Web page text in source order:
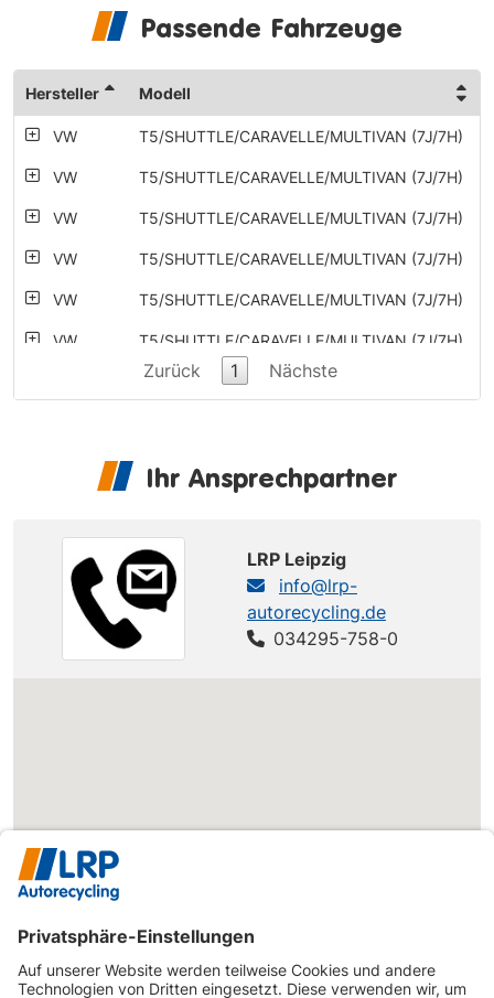
Passende Fahrzeuge
Hersteller Modell
VW T5/SHUTTLE/CARAVELLE/MULTIVAN (7J/7H)
VW T5/SHUTTLE/CARAVELLE/MULTIVAN (7J/7H)
VW T5/SHUTTLE/CARAVELLE/MULTIVAN (7J/7H)
VW T5/SHUTTLE/CARAVELLE/MULTIVAN (7J/7H)
VW T5/SHUTTLE/CARAVELLE/MULTIVAN (7J/7H)
VW T5/SHUTTLE/CARAVELLE/MULTIVAN (7J/7H)
T5/SHUTTLE/CARAVELLE/MULTIVAN (7J/7H)
VW T5/SHUTTLE/CARAVELLE/MULTIVAN (7J/7H)
VW T5/SHUTTLE/CARAVELLE/MULTIVAN (7J/7H)
T5/SHUTTLE/CARAVELLE/MULTIVAN (7J/7H)
VW T5/SHUTTLE/CARAVELLE/MULTIVAN (7J/7H)
VW
T5/SHUTTLE/CARAVELLE/MULTIVAN (7J/7H)
VW T5/SHUTTLE/CARAVELLE/MULTIVAN (7J/7H)
Zurück 1 Nächste
Ihr Ansprechpartner
LRP Leipzig
info@lrp-
autorecycling.de
034295-758-0